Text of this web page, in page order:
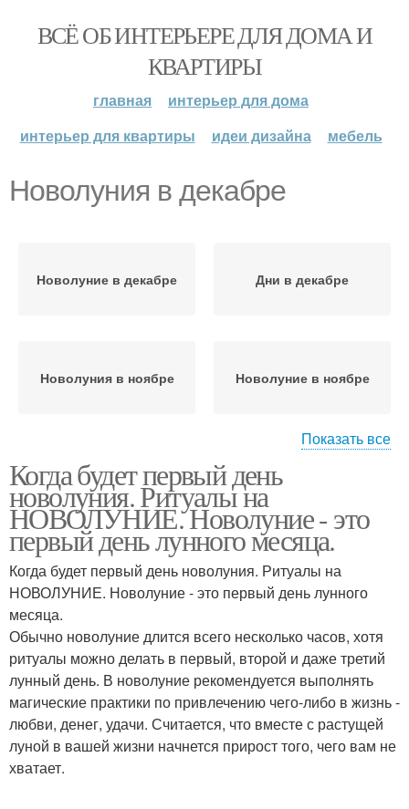
ВСЁ ОБ ИНТЕРЬЕРЕ ДЛЯ ДОМА И
КВАРТИРЫ
главная
интерьер для дома
интерьер для квартиры
идеи дизайна мебель
Новолуния в декабре
Новолуние в декабре Дни в декабре
Новолуния в ноябре Новолуние в ноябре
Заговоры на новолуние Ритуалы на новолуние
Новолуния в апреле Новолуние в апреле
Показать все
Когда будет первый день
новолуния. Ритуалы на
НОВОЛУНИЕ. Новолуние - это
первый день лунного месяца.
Когда будет первый день новолуния. Ритуалы на
НОВОЛУНИЕ. Новолуние - это первый день лунного
месяца.
Обычно новолуние длится всего несколько часов, хотя
ритуалы можно делать в первый, второй и даже третий
лунный день. В новолуние рекомендуется выполнять
магические практики по привлечению чего-либо в жизнь -
любви, денег, удачи. Считается, что вместе с растущей
луной в вашей жизни начнется прирост того, чего вам не
хватает.